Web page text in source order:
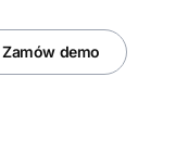
Zamów demo